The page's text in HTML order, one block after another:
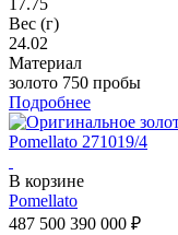
17.75
Вес (г)
24.02
Материал
золото 750 пробы
Подробнее
В корзине
Pomellato
487 500 390 000 ₽